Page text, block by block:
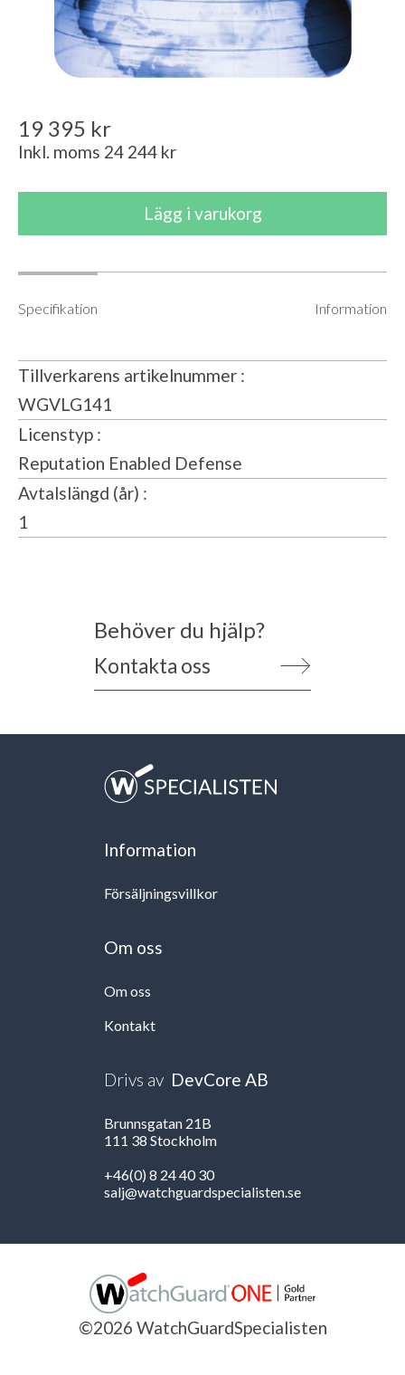
19 395 kr
Inkl. moms 24 244 kr
Specifikation Information
Tillverkarens artikelnummer
WGVLG141
Licenstyp
Reputation Enabled Defense
Avtalslängd (år)
1
Behöver du hjälp?
Kontakta oss
Information
Försäljningsvillkor
Om oss
Om oss
Kontakt
Drivs av DevCore AB
Brunnsgatan 21B
111 38 Stockholm
+46(0) 8 24 40 30
salj@watchguardspecialisten.se
©2026 WatchGuardSpecialisten